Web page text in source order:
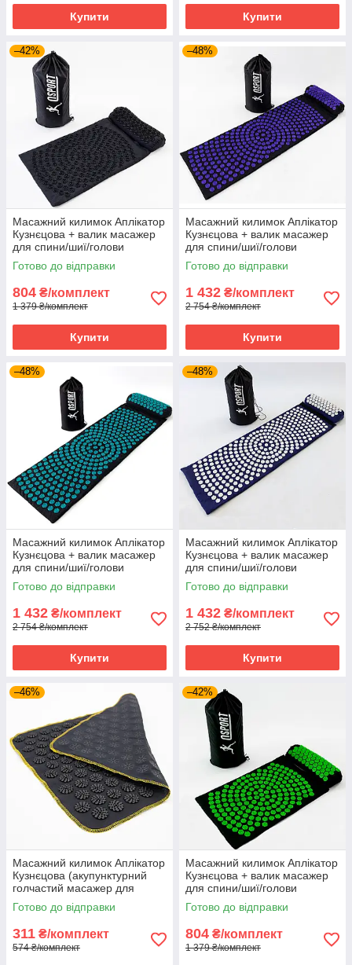
Купити Купити
–42%
Масажний килимок Аплікатор
Кузнєцова + валик масажер
для спини/шиї/голови
OSPORT Lotus Mat Eco (apl-
021) Чорно-чорний
Готово до відправки
804 ₴/комплект
1 379 ₴/комплект
Купити
–48%
Масажний килимок Аплікатор
Кузнєцова + валик масажер
для спини/шиї/голови
OSPORT Lotus Mat EcoPro
(apl-022) Чорно-фіолетовий
Готово до відправки
1 432 ₴/комплект
2 754 ₴/комплект
Купити
–48%
Масажний килимок Аплікатор
Кузнєцова + валик масажер
для спини/шиї/голови
OSPORT Lotus Mat EcoPro
(apl-022) Чорно-бірюзовий
Готово до відправки
1 432 ₴/комплект
2 754 ₴/комплект
Купити
–48%
Масажний килимок Аплікатор
Кузнєцова + валик масажер
для спини/шиї/голови
OSPORT Lotus Mat EcoPro
(apl-022) Синьо-білий
Готово до відправки
1 432 ₴/комплект
2 752 ₴/комплект
Купити
–46%
Масажний килимок Аплікатор
Кузнєцова (акупунктурний
голчастий масажер для
спини) OSPORT Lite 50 (apl-
004) Чорно-чорний
Готово до відправки
311 ₴/комплект
574 ₴/комплект
–42%
Масажний килимок Аплікатор
Кузнєцова + валик масажер
для спини/шиї/голови
OSPORT Lotus Mat Eco (apl-
021) Чорно-салатовий
Готово до відправки
804 ₴/комплект
1 379 ₴/комплект